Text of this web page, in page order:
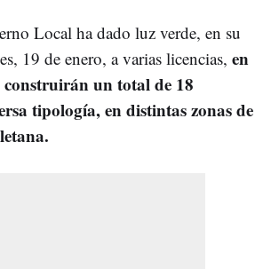
Local ha dado luz verde, en su
19 de enero, a varias licencias, en
construirán un total de 18
tipología, en distintas zonas de